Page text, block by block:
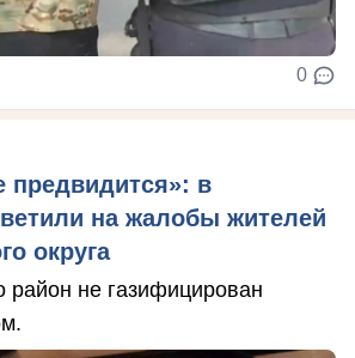
0
предвидится»: в
на жалобы жителей
округа
район не газифицирован